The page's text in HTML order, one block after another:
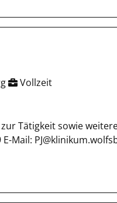
Vollzeit
Tätigkeit sowie
Mail: